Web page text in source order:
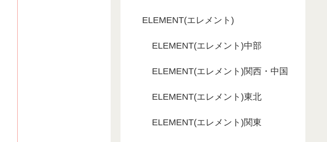
ELEMENT(エレメント)
ELEMENT(エレメント)中部
ELEMENT(エレメント)関西・中国
ELEMENT(エレメント)東北
ELEMENT(エレメント)関東